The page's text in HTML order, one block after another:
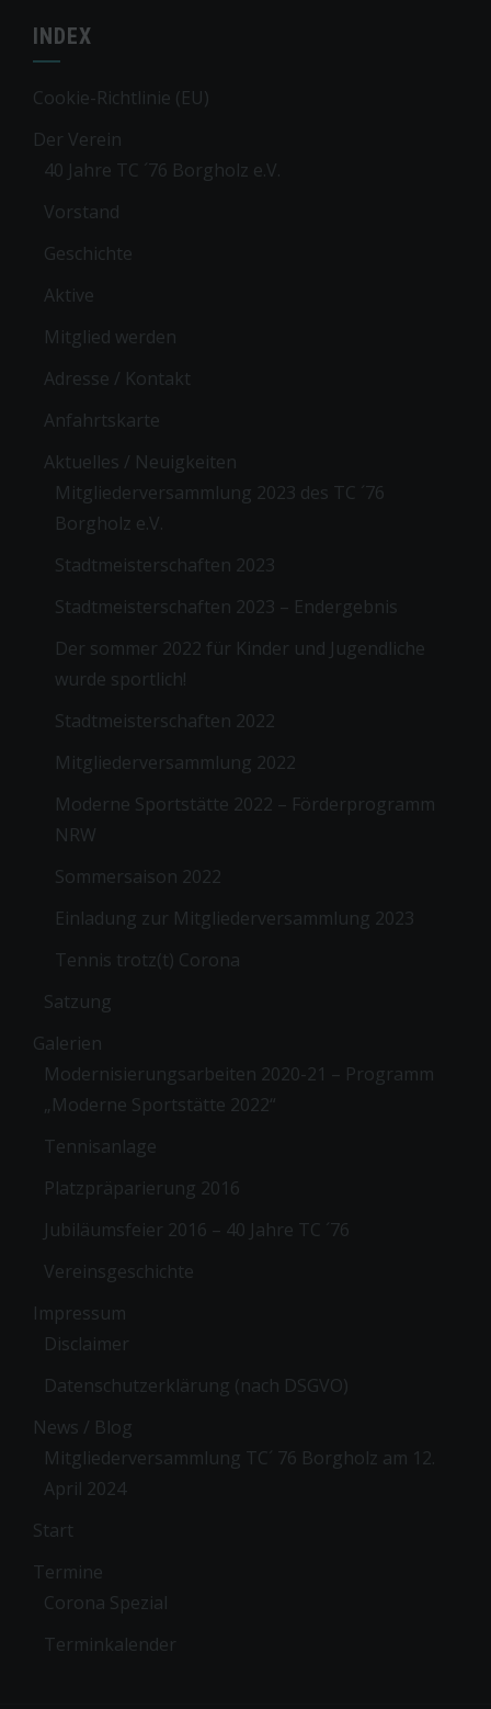
INDEX
Cookie-Richtlinie (EU)
Der Verein
40 Jahre TC ´76 Borgholz e.V.
Vorstand
Geschichte
Aktive
Mitglied werden
Adresse / Kontakt
Anfahrtskarte
Aktuelles / Neuigkeiten
Mitgliederversammlung 2023 des TC ´76
Borgholz e.V.
Stadtmeisterschaften 2023
Stadtmeisterschaften 2023 – Endergebnis
Der sommer 2022 für Kinder und Jugendliche
wurde sportlich!
Stadtmeisterschaften 2022
Mitgliederversammlung 2022
Moderne Sportstätte 2022 – Förderprogramm
NRW
Sommersaison 2022
Einladung zur Mitgliederversammlung 2023
Tennis trotz(t) Corona
Satzung
Galerien
Modernisierungsarbeiten 2020-21 – Programm
„Moderne Sportstätte 2022“
Tennisanlage
Platzpräparierung 2016
Jubiläumsfeier 2016 – 40 Jahre TC ´76
Vereinsgeschichte
Impressum
Disclaimer
Datenschutzerklärung (nach DSGVO)
News / Blog
Mitgliederversammlung TC´ 76 Borgholz am 12.
April 2024
Start
Termine
Corona Spezial
Terminkalender